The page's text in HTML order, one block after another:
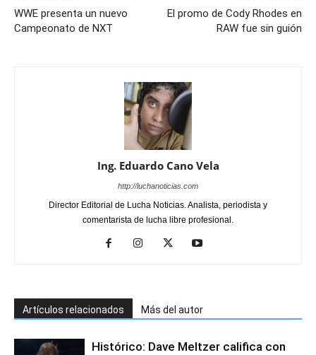
WWE presenta un nuevo
Campeonato de NXT
El promo de Cody Rhodes en
RAW fue sin guión
Ing. Eduardo Cano Vela
http://luchanoticias.com
Director Editorial de Lucha Noticias. Analista, periodista y
comentarista de lucha libre profesional.
Artículos relacionados Más del autor
Histórico: Dave Meltzer califica con